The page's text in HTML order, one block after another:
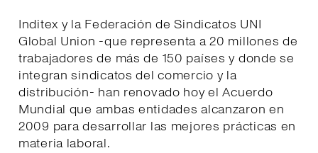
Inditex y la Federación de Sindicatos UNI
Global Union -que representa a 20 millones de
trabajadores de más de 150 países y donde se
integran sindicatos del comercio y la
distribución- han renovado hoy el Acuerdo
Mundial que ambas entidades alcanzaron en
2009 para desarrollar las mejores prácticas en
materia laboral.